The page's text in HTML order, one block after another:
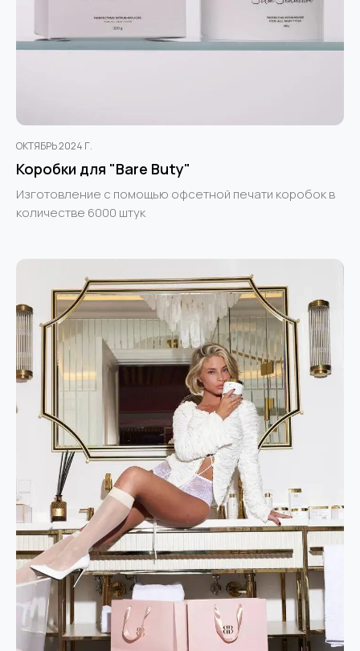
ОКТЯБРЬ 2024 Г.
Коробки для "Bare Buty"
Изготовление с помощью офсетной печати коробок в
количестве 6000 штук